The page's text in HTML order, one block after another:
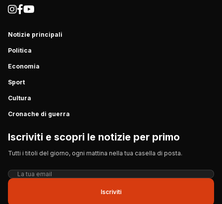
Notizie principali
Politica
Economia
Sport
Cultura
Cronache di guerra
Iscriviti e scopri le notizie per primo
Tutti i titoli del giorno, ogni mattina nella tua casella di posta.
Iscriviti